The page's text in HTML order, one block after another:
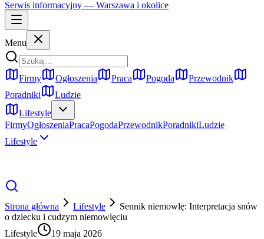
Serwis informacyjny — Warszawa i okolice
Menu
Firmy Ogłoszenia Praca Pogoda
Przewodnik
Poradniki
Ludzie
Lifestyle
FirmyOgłoszeniaPracaPogodaPrzewodnikPoradnikiLudzie
Lifestyle
Strona główna Lifestyle
Sennik niemowlę: Interpretacja snów
o dziecku i cudzym niemowlęciu
Lifestyle
19 maja 2026